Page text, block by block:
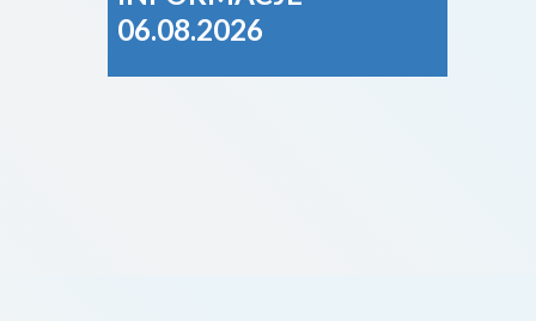
06.08.2026